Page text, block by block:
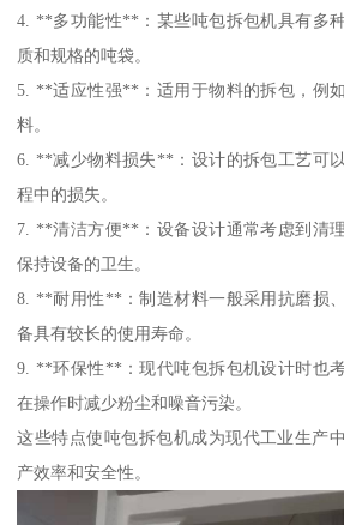
4. **多功能性**：某些吨包拆包机具有多
质和规格的吨袋。
5. **适应性强**：适用于物料的拆包，例
料。
6. **减少物料损失**：设计的拆包工艺可
程中的损失。
7. **清洁方便**：设备设计通常考虑到清
保持设备的卫生。
8. **耐用性**：制造材料一般采用抗磨损
备具有较长的使用寿命。
9. **环保性**：现代吨包拆包机设计时也
在操作时减少粉尘和噪音污染。
这些特点使吨包拆包机成为现代工业生产
产效率和安全性。